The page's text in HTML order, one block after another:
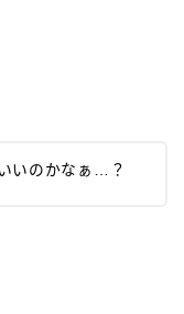
いのかなぁ…？